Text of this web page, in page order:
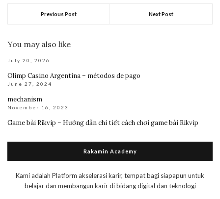
Previous Post Next Post
You may also like
July 20, 2026
Olimp Casino Argentina – métodos de pago
June 27, 2024
mechanism
November 16, 2023
Game bài Rikvip – Hướng dẫn chi tiết cách chơi game bài Rikvip
Rakamin Academy
Kami adalah Platform akselerasi karir, tempat bagi siapapun untuk
belajar dan membangun karir di bidang digital dan teknologi